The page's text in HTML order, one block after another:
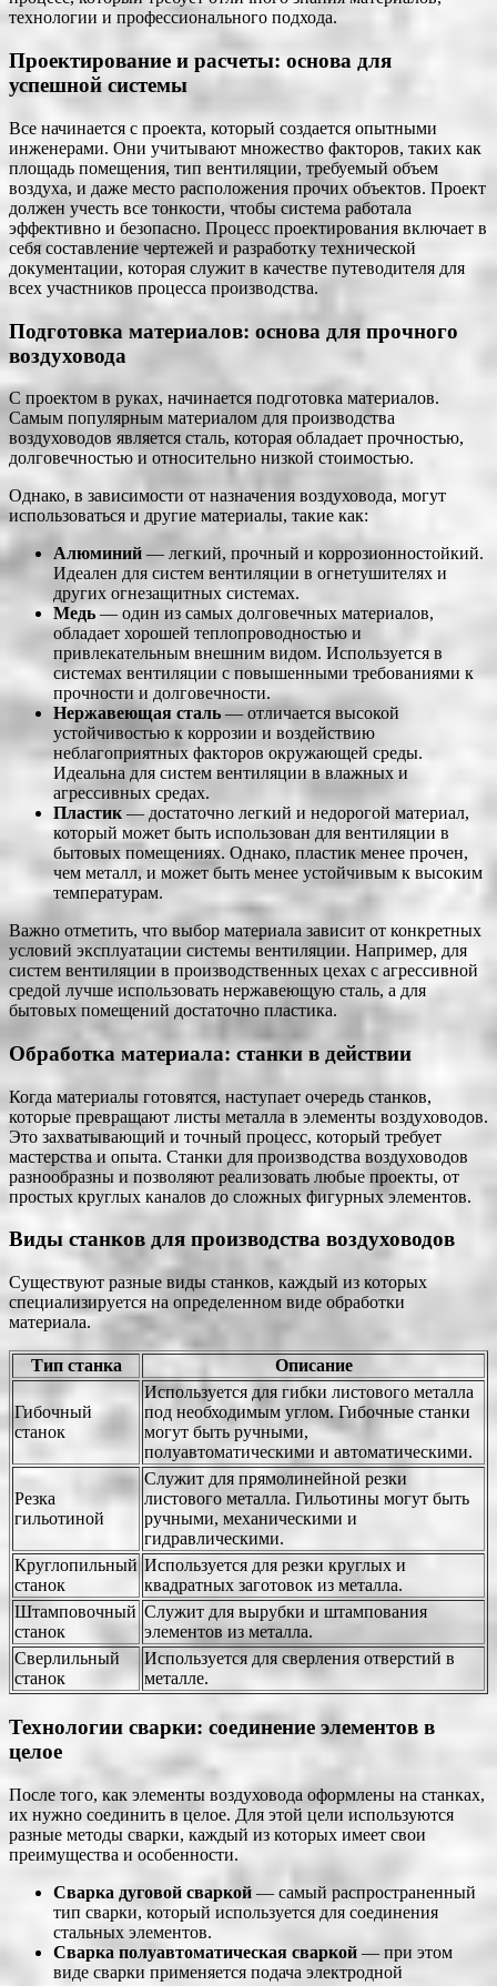
технологии и профессионального подхода.
Проектирование и расчеты: основа для
успешной системы
Все начинается с проекта, который создается опытными
инженерами. Они учитывают множество факторов, таких как
площадь помещения, тип вентиляции, требуемый объем
воздуха, и даже место расположения прочих объектов. Проект
должен учесть все тонкости, чтобы система работала
эффективно и безопасно. Процесс проектирования включает в
себя составление чертежей и разработку технической
документации, которая служит в качестве путеводителя для
всех участников процесса производства.
Подготовка материалов: основа для прочного
воздуховода
С проектом в руках, начинается подготовка материалов.
Самым популярным материалом для производства
воздуховодов является сталь, которая обладает прочностью,
долговечностью и относительно низкой стоимостью.
Однако, в зависимости от назначения воздуховода, могут
использоваться и другие материалы, такие как:
Алюминий — легкий, прочный и коррозионностойкий.
Идеален для систем вентиляции в огнетушителях и
других огнезащитных системах.
Медь— один из самых долговечных материалов,
обладает хорошей теплопроводностью и
привлекательным внешним видом. Используется в
системах вентиляции с повышенными требованиями к
прочности и долговечности.
Нержавеющая сталь— отличается высокой
устойчивостью к коррозии и воздействию
неблагоприятных факторов окружающей среды.
Идеальна для систем вентиляции в влажных и
агрессивных средах.
Пластик — достаточно легкий и недорогой материал,
который может быть использован для вентиляции в
бытовых помещениях. Однако, пластик менее прочен,
чем металл, и может быть менее устойчивым к высоким
температурам.
Важно отметить, что выбор материала зависит от конкретных
условий эксплуатации системы вентиляции. Например, для
систем вентиляции в производственных цехах с агрессивной
средой лучше использовать нержавеющую сталь, а для
бытовых помещений достаточно пластика.
Обработка материала: станки в действии
Когда материалы готовятся, наступает очередь станков,
которые превращают листы металла в элементы воздуховодов.
Это захватывающий и точный процесс, который требует
мастерства и опыта. Станки для производства воздуховодов
разнообразны и позволяют реализовать любые проекты, от
простых круглых каналов до сложных фигурных элементов.
Виды станков для производства воздуховодов
Существуют разные виды станков, каждый из которых
специализируется на определенном виде обработки
материала.
Тип станка Описание
Гибочный
станок
Используется для гибки листового металла
под необходимым углом. Гибочные станки
могут быть ручными,
полуавтоматическими и автоматическими.
Резка
гильотиной
Служит для прямолинейной резки
листового металла. Гильотины могут быть
ручными, механическими и
гидравлическими.
Круглопильный
станок
Используется для резки круглых и
квадратных заготовок из металла.
Штамповочный
станок
Служит для вырубки и штампования
элементов из металла.
Сверлильный
станок
Используется для сверления отверстий в
металле.
Технологии сварки: соединение элементов в
целое
После того, как элементы воздуховода оформлены на станках,
их нужно соединить в целое. Для этой цели используются
разные методы сварки, каждый из которых имеет свои
преимущества и особенности.
Сварка дуговой сваркой — самый распространенный
тип сварки, который используется для соединения
стальных элементов.
Сварка полуавтоматическая сваркой— при этом
виде сварки применяется подача электродной